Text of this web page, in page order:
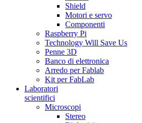
Shield
Motori e servo
Componenti
Raspberry Pi
Technology Will Save Us
Penne 3D
Banco di elettronica
Arredo per Fablab
Kit per FabLab
Laboratori
scientifici
Microscopi
Stereo